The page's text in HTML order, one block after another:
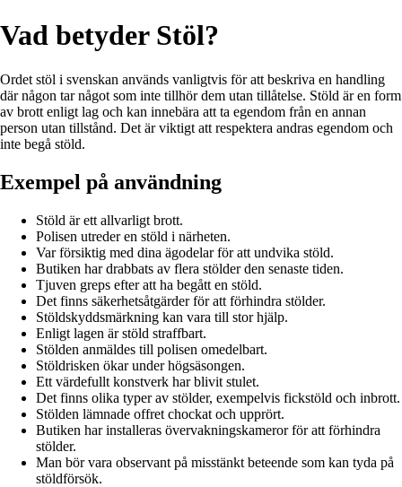
Vad betyder Stöl?
Ordet stöl i svenskan används vanligtvis för att beskriva en handling
där någon tar något som inte tillhör dem utan tillåtelse. Stöld är en form
av brott enligt lag och kan innebära att ta egendom från en annan
person utan tillstånd. Det är viktigt att respektera andras egendom och
inte begå stöld.
Exempel på användning
Stöld är ett allvarligt brott.
Polisen utreder en stöld i närheten.
Var försiktig med dina ägodelar för att undvika stöld.
Butiken har drabbats av flera stölder den senaste tiden.
Tjuven greps efter att ha begått en stöld.
Det finns säkerhetsåtgärder för att förhindra stölder.
Stöldskyddsmärkning kan vara till stor hjälp.
Enligt lagen är stöld straffbart.
Stölden anmäldes till polisen omedelbart.
Stöldrisken ökar under högsäsongen.
Ett värdefullt konstverk har blivit stulet.
Det finns olika typer av stölder, exempelvis fickstöld och inbrott.
Stölden lämnade offret chockat och upprört.
Butiken har installeras övervakningskameror för att förhindra
stölder.
Man bör vara observant på misstänkt beteende som kan tyda på
stöldförsök.